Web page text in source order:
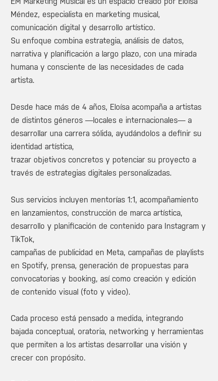
Méndez, especialista en marketing musical,
comunicación digital y desarrollo artístico.
Su enfoque combina estrategia, análisis de datos,
narrativa y planificación a largo plazo, con una mirada
humana y consciente de las necesidades de cada
artista.
Desde hace más de 4 años, Eloísa acompaña a artistas
de distintos géneros —locales e internacionales— a
desarrollar una carrera sólida, ayudándolos a definir su
identidad artística,
trazar objetivos concretos y potenciar su proyecto a
través de estrategias digitales personalizadas.
Sus servicios incluyen mentorías 1:1, acompañamiento
en lanzamientos, construcción de marca artística,
desarrollo y planificación de contenido para Instagram y
TikTok,
campañas de publicidad en Meta, campañas de playlists
en Spotify, prensa, generación de propuestas para
convocatorias y booking, así como creación y edición
de contenido visual (foto y video).
Cada proceso está pensado a medida, integrando
bajada conceptual, oratoria, networking y herramientas
que permiten a los artistas desarrollar una visión y
crecer con propósito.